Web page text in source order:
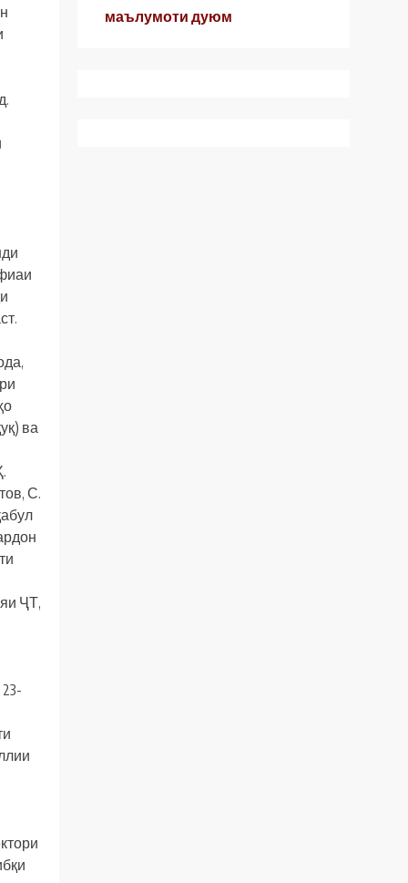
ва
С.
ҶТ,
маълумоти дуюм